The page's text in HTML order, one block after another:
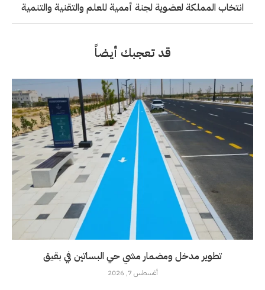
انتخاب المملكة لعضوية لجنة أممية للعلم والتقنية والتنمية
قد تعجبك أيضاً
تطوير مدخل ومضمار مشي حي البساتين في بقيق
أغسطس 7, 2026